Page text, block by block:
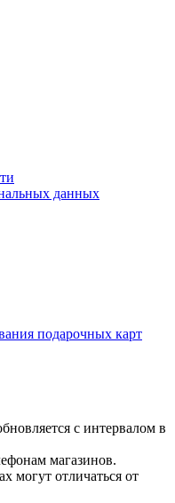
данных
подарочных карт
с интервалом в
магазинов.
могут отличаться от